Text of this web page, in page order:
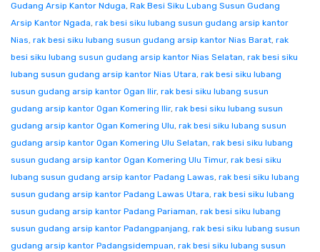
Gudang Arsip Kantor Nduga, Rak Besi Siku Lubang Susun Gudang
Arsip Kantor Ngada, rak besi siku lubang susun gudang arsip kantor
Nias, rak besi siku lubang susun gudang arsip kantor Nias Barat, rak
besi siku lubang susun gudang arsip kantor Nias Selatan, rak besi siku
lubang susun gudang arsip kantor Nias Utara, rak besi siku lubang
susun gudang arsip kantor Ogan Ilir, rak besi siku lubang susun
gudang arsip kantor Ogan Komering Ilir, rak besi siku lubang susun
gudang arsip kantor Ogan Komering Ulu, rak besi siku lubang susun
gudang arsip kantor Ogan Komering Ulu Selatan, rak besi siku lubang
susun gudang arsip kantor Ogan Komering Ulu Timur, rak besi siku
lubang susun gudang arsip kantor Padang Lawas, rak besi siku lubang
susun gudang arsip kantor Padang Lawas Utara, rak besi siku lubang
susun gudang arsip kantor Padang Pariaman, rak besi siku lubang
susun gudang arsip kantor Padangpanjang, rak besi siku lubang susun
gudang arsip kantor Padangsidempuan, rak besi siku lubang susun